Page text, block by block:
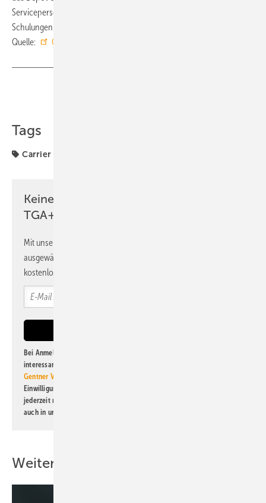
Servicepersonal und Auszubildende erhalten Ad-hoc-Live-
Schulungen an allen verfügbaren Maschinen.
Quelle:
Carrier
Tags
Carrier
Keine Zeit? Kein Problem mit dem
TGA+E Newsletter!
Mit unserem Newsletter erhalten Sie regelmäßig von uns
ausgewählte Informationen und Neuigkeiten, gebündelt und
kostenlos direkt ins Postfach.
Bei Anmeldung zu diesem Newsletter bin ich damit einverstanden, über
interessante Verlags- und Online-Angebote
Gentner Verlag GmbH & Co. KG
Einwilligung kann ich jederzeit widerrufen und eine Abmeldung ist
jederzeit möglich. Informationen zum Umgang mit Daten finden Sie
auch in unserer
Weitere Inhalte